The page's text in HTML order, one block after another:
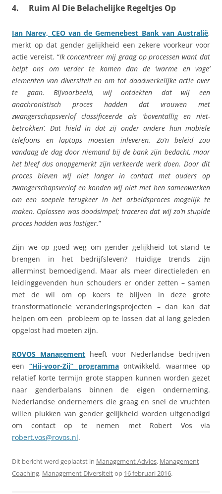
4. Ruim Al Die Belachelijke Regeltjes Op
Ian Narev, CEO van de Gemenebest Bank van Australië,
merkt op dat gender gelijkheid een zekere voorkeur voor
actie vereist. “Ik concentreer mij graag op processen want dat
helpt ons om verder te komen dan de ‘warme en vage’
elementen van diversiteit en om tot daadwerkelijke actie over
te gaan. Bijvoorbeeld, wij ontdekten dat wij een
anachronistisch proces hadden dat vrouwen met
zwangerschapsverlof classificeerde als ‘boventallig en niet-
betrokken’. Dat hield in dat zij onder andere hun mobiele
telefoons en laptops moesten inleveren. Zo’n beleid zou
vandaag de dag door niemand bij de bank zijn bedacht, maar
het bleef dus onopgemerkt zijn verkeerde werk doen. Door dit
proces bleven wij niet langer in contact met ouders op
zwangerschapsverlof en konden wij niet met hen samenwerken
om een soepele terugkeer in het arbeidsproces mogelijk te
maken. Oplossen was doodsimpel; traceren dat wij zo’n stupide
proces hadden was lastiger.”
Zijn we op goed weg om gender gelijkheid tot stand te
brengen in het bedrijfsleven? Huidige trends zijn
allerminst bemoedigend. Maar als meer directieleden en
leidinggevenden hun schouders er onder zetten – samen
met de wil om op koers te blijven in deze grote
transformationele veranderingsprojecten – dan kan dat
helpen om een probleem op te lossen dat al lang geleden
opgelost had moeten zijn.
ROVOS Management heeft voor Nederlandse bedrijven
een “Hij-voor-Zij” programma ontwikkeld, waarmee op
relatief korte termijn grote stappen kunnen worden gezet
naar genderbalans binnen de eigen onderneming.
Nederlandse ondernemers die graag en snel de vruchten
willen plukken van gender gelijkheid worden uitgenodigd
om contact op te nemen met Robert Vos via
robert.vos@rovos.nl.
Dit bericht werd geplaatst in Management Advies, Management
Coaching, Management Diversiteitop 16 februari 2016.